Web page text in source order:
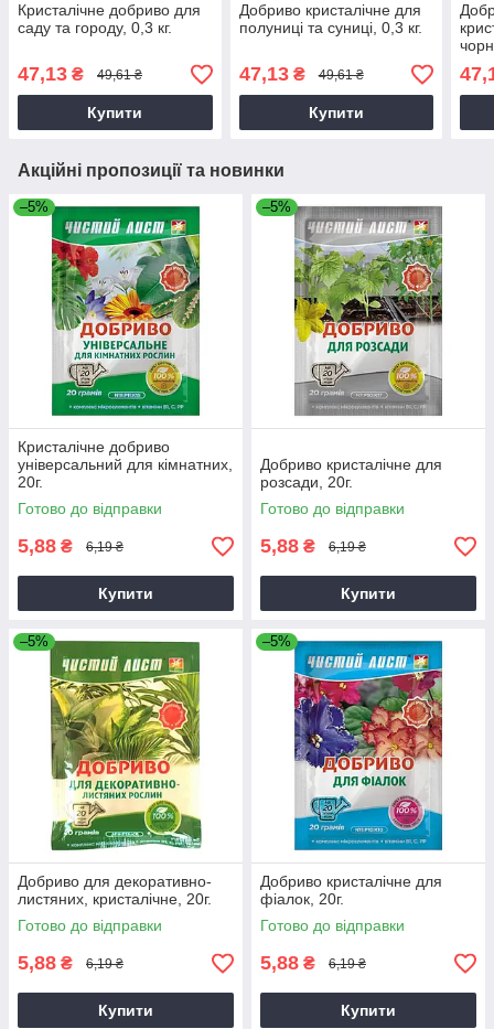
Кристалічне добриво для
саду та городу, 0,3 кг.
47,13 ₴ 49,61 ₴
Купити
Добриво кристалічне для
полуниці та суниці, 0,3 кг.
47,13₴ 49,61 ₴
Купити
кг.
Акційні пропозиції та новинки
–5%
Кристалічне добриво
універсальний для кімнатних,
20г.
Готово до відправки
5,88 ₴ 6,19 ₴
Купити
–5%
Добриво кристалічне для
розсади, 20г.
Готово до відправки
5,88 ₴ 6,19 ₴
Купити
–5%
Добриво для декоративно-
листяних, кристалічне, 20г.
Готово до відправки
5,88 ₴ 6,19 ₴
Купити
–5%
Добриво кристалічне для
фіалок, 20г.
Готово до відправки
5,88 ₴ 6,19 ₴
Купити